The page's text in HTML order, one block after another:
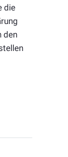
die
den